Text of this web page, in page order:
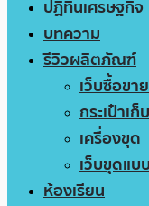
ปฏิทินเศรษฐกิจ
บทความ
รีวิวผลิตภัณฑ์
เว็บซื้อขาย
กระเป๋าเ
เครื่องขุด
เว็บขุดแบ
ห้องเรียน